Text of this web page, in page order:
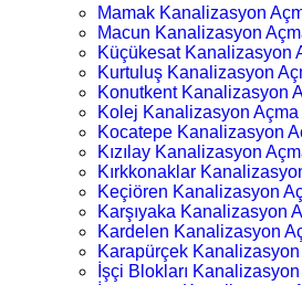
Mamak Kanalizasyon
Macun Kanalizasyon
Küçükesat Kanalizasyon
Kurtuluş Kanalizasyon
Konutkent Kanalizasyon
Kolej Kanalizasyon Açma
Kocatepe Kanalizasyon
Kızılay Kanalizasyon
Kırkkonaklar
Keçiören Kanalizasyon
Karşıyaka Kanalizasyon
Kardelen Kanalizasyon
Karapürçek
İşçi Blokları